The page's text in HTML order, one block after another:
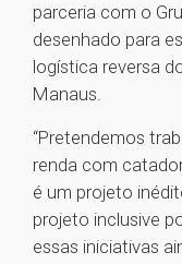
parceria com o
desenhado para
logística reversa
Manaus.
“Pretendemos
renda com
é um projeto
projeto inclusive
essas iniciativas